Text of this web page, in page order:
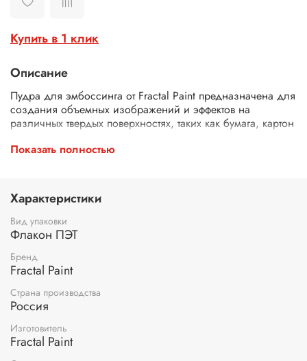
Купить в 1 клик
Описание
Пудра для эмбоссинга от Fractal Paint предназначена для
создания объемных изображений и эффектов на
различных твердых поверхностях, таких как бумага, картон
затем нанесите пудру для эмбоссинга, пудра останется
только там, где был нанесен клей, излишки пудры
стряхните обратно в баночку. После этого, нагрейте
полученный оттиск феном для горячего эмбоссинга, пока
пудра полностью не расплавится.
В результате этого процесса вы получите объемное
изображение с эффектом эмбоссинга.
Объем пудры составляет 10 грамм.
Показать полностью
Характеристики
Вид упаковки
Флакон ПЭТ
Бренд
Fractal Paint
Страна производства
Россия
Изготовитель
Fractal Paint